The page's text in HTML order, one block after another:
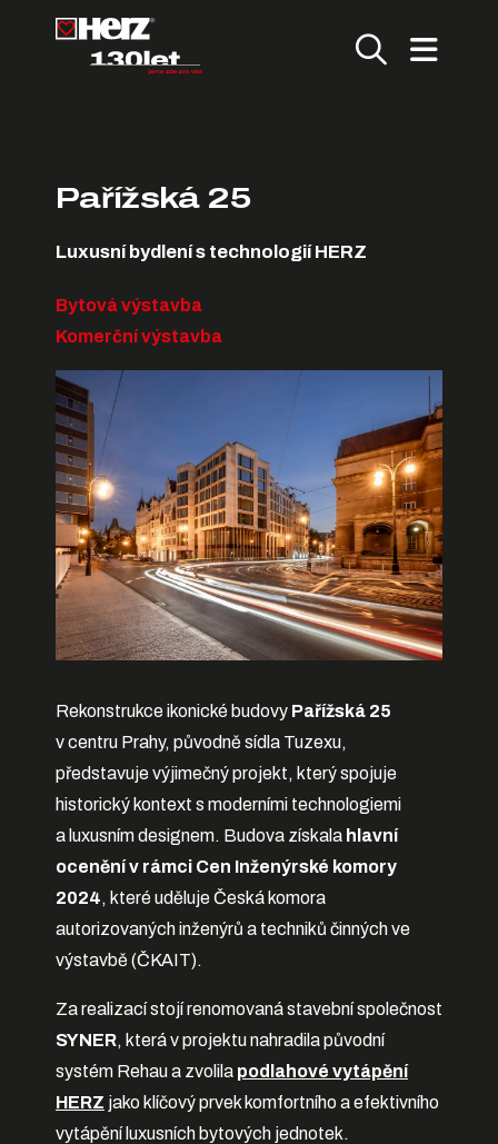
Pařížská 25
Luxusní bydlení s technologií HERZ
Bytová výstavba
Komerční výstavba
Rekonstrukce ikonické budovy Pařížská 25
v centru Prahy, původně sídla Tuzexu,
představuje výjimečný projekt, který spojuje
historický kontext s moderními technologiemi
a luxusním designem. Budova získala hlavní
ocenění v rámci Cen Inženýrské komory
2024, které uděluje Česká komora
autorizovaných inženýrů a techniků činných ve
výstavbě (ČKAIT).
Za realizací stojí renomovaná stavební společnost
SYNER, která v projektu nahradila původní
systém Rehau a zvolila podlahové vytápění
HERZ jako klíčový prvek komfortního a efektivního
vytápění luxusních bytových jednotek.